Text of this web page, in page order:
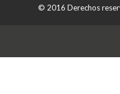
© 2016 Derechos